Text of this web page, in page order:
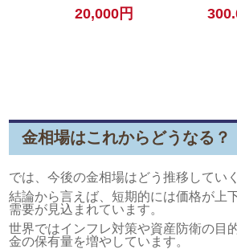
20,000円
定価格を公開！
金相場はこれからどうなる？
では、今後の金相場はどう推移してい
結論から言えば、短期的には価格が上
需要が見込まれています。
世界ではインフレ対策や資産防衛の目
金の保有量を増やしています。